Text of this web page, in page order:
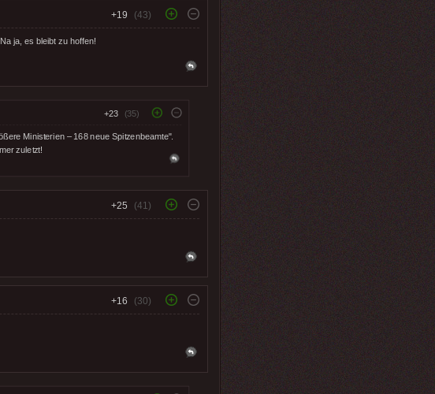
+19 (43)
ja, es bleibt zu hoffen!
+23 (35)
Ministerien – 168 neue Spitzenbeamte".
zuletzt!
+25 (41)
+16 (30)